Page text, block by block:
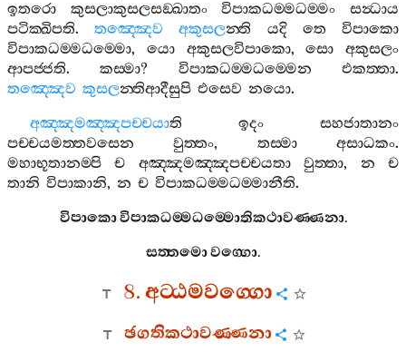
ඉතරො
කුසලාකුසලසඞ‍්ඛාතං විපාකධම‍්මධම‍්මං
සන්‍ධාය
පටික‍්ඛිපති.තඤ‍්ඤෙව අකුසලන‍්ති යදි තෙ
විපාකො
විපාකධම‍්මධම‍්මො, යො අකුසලවිපාකො,සො
අකුසලං
ආපජ‍්ජති.කස‍්මා? විපාකධම‍්මධම‍්මෙන එකත‍්තා.
තඤ‍්ඤෙව කුසලන‍්තිආදීසුපි එසෙව නයො.
අඤ‍්ඤමඤ‍්ඤපච‍්චයාති ඉදං
සහජාතානං
පච‍්චයමත‍්තවසෙන
වුත‍්තං, තස‍්මා අසාධකං.
මහාභූතානම‍්පි
ච අඤ‍්ඤමඤ‍්ඤපච‍්චයතා වුත‍්තා, න
ච
තානි විපාකානි, න ච විපාකධම‍්මධම‍්මානීති.
විපාකොවිපාකධම‍්මධම‍්මොතිකථාවණ‍්ණනා.
සත‍්තමොවග‍්ගො.
8.අට‍්ඨමවග‍්ගො
ඡගතිකථාවණ‍්ණනා